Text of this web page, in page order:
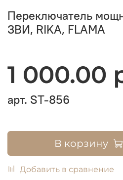
Переключатель
ЗВИ, RIKA, FLAMA
1 000.00
арт. ST-856
В корзину
Добавить в сравнение